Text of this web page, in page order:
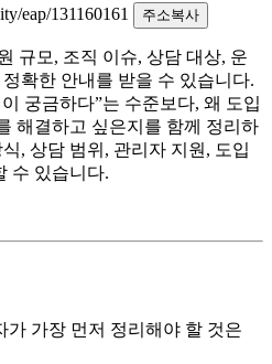
eap/131160161
주소복사
규모, 조직 이슈, 상담 대상, 운
확한 안내를 받을 수 있습니다.
궁금하다”는 수준보다, 왜 도입
해결하고 싶은지를 함께 정리하
, 상담 범위, 관리자 지원, 도입
수 있습니다.
가 가장 먼저 정리해야 할 것은